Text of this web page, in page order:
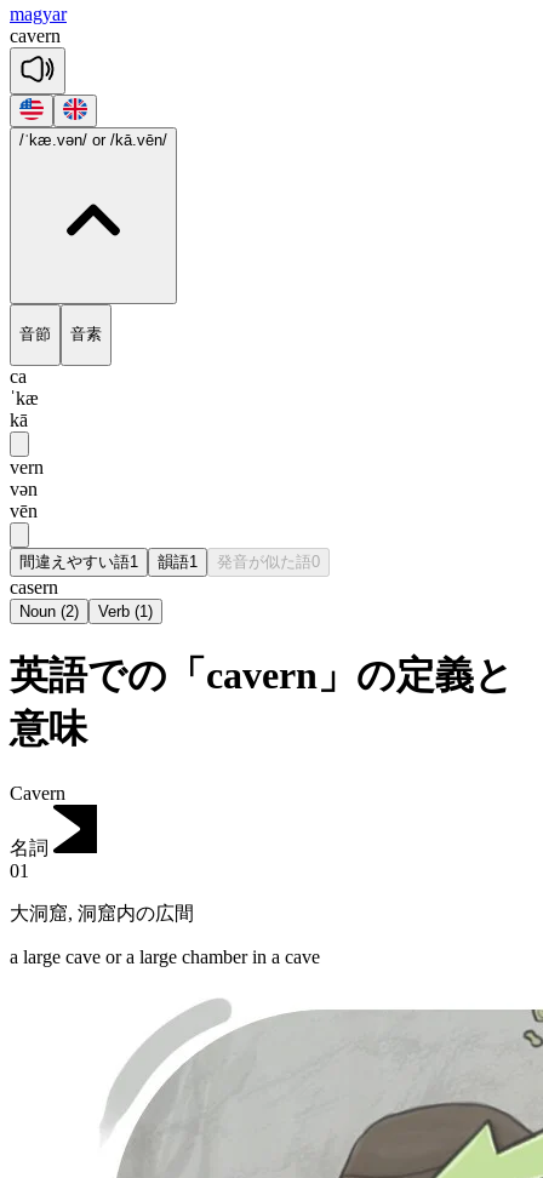
magyar
cavern
/ˈkæ.vən/ or /kā.vēn/
音節 音素
ca
ˈkæ
kā
vern
vən
vēn
間違えやすい語1 韻語1 発音が似た語0
casern
Noun (2) Verb (1)
英語での「cavern」の定義と
意味
Cavern
名詞
01
大洞窟, 洞窟内の広間
a large cave or a large chamber in a cave